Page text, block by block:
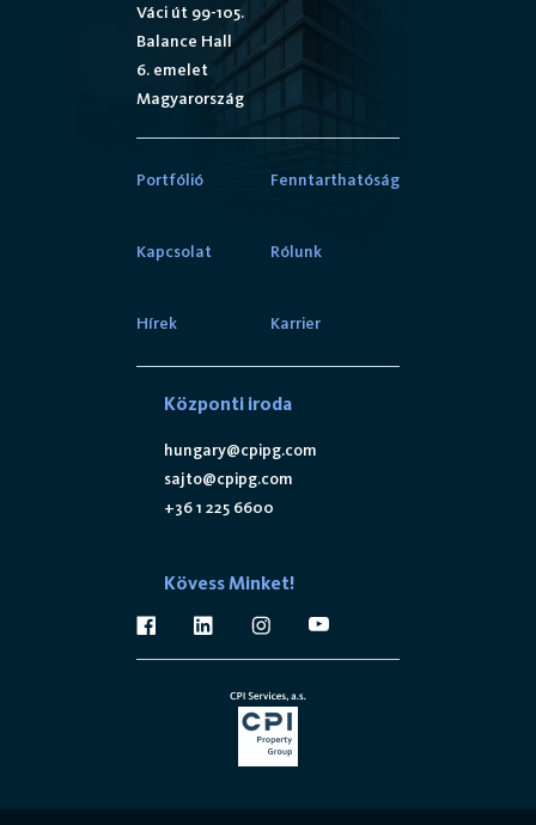
Váci út 99-105.
Balance Hall
6. emelet
Magyarország
Portfólió Fenntarthatóság
Kapcsolat Rólunk
Hírek Karrier
Központi iroda
hungary@cpipg.com
sajto@cpipg.com
+36 1 225 6600
Kövess Minket!